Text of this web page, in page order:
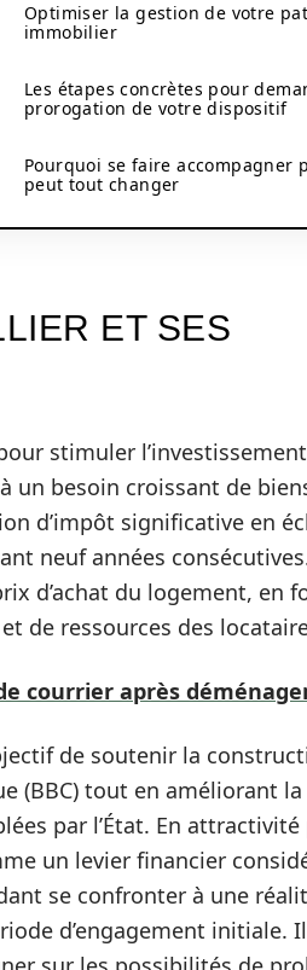
Optimiser la gestion de votre
immobilier
Les étapes concrètes pour
prorogation de votre dispositif
Pourquoi se faire accompagner
peut tout changer
ET SES
stimuler
besoin croissant de
d’impôt significative en
neuf années
d’achat du logement, en
de ressources des
courrier après
de soutenir la
(BBC) tout en améliorant
par l’État. En
un levier financier
se confronter à une
d’engagement initiale.